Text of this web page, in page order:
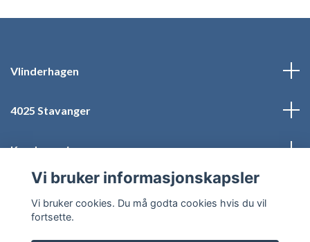
Vlinderhagen
4025 Stavanger
Kundeservice
Vi bruker informasjonskapsler
Vi bruker cookies. Du må godta cookies hvis du vil
fortsette.